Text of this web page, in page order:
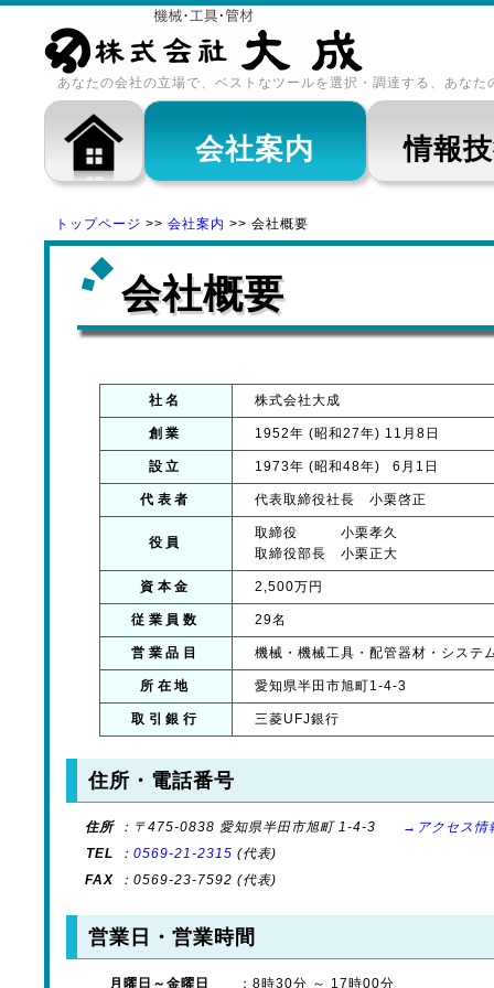
あなたの会社の立場で、ベストなツールを選択・調達する、あなた
会社案内 情報
トップページ 会社案内 会社概要
会社概要
社名 株式会社大成
創業 1952年 (昭和27年) 11月8日
設立 1973年 (昭和48年) 6月1日
代表者 代表取締役社長 小栗啓正
役員
取締役 小栗孝久
取締役部長 小栗正大
資本金 2,500万円
従業員数 29名
営業品目 機械・機械工具・配管器材・システ
所在地 愛知県半田市旭町1-4-3
取引銀行 三菱UFJ銀行
住所・電話番号
住所 ：〒475-0838 愛知県半田市旭町 1-4-3
→アクセス情
TEL
： 0569-21-2315 (代表)
FAX
：0569-23-7592 (代表)
営業日・営業時間
月曜日～金曜日
：8時30分 ～ 17時00分